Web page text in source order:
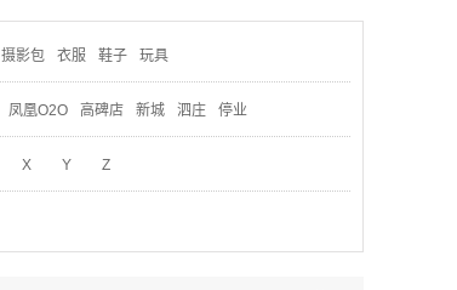
摄影包 衣服 鞋子 玩具
凤凰O2O 高碑店 新城 泗庄 停业
X Y Z